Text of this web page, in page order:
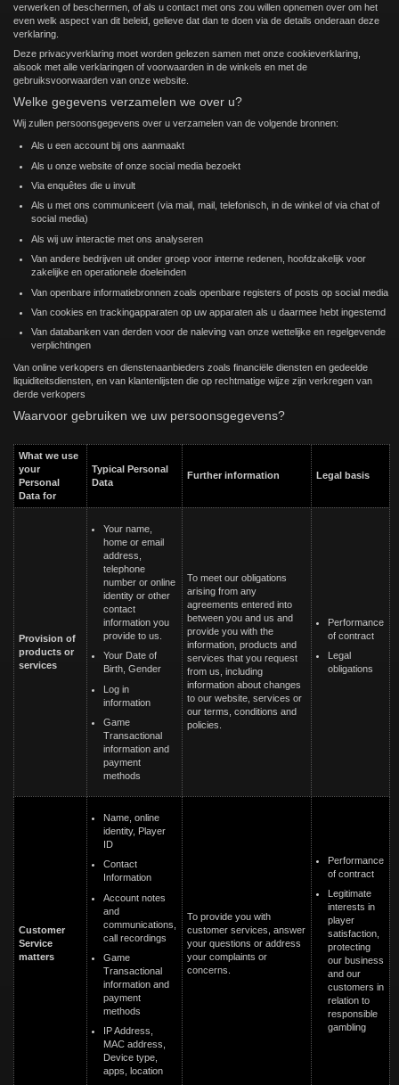
verwerken of beschermen, of als u contact met ons zou willen opnemen over om het
even welk aspect van dit beleid, gelieve dat dan te doen via de details onderaan deze
verklaring.
Deze privacyverklaring moet worden gelezen samen met onze cookieverklaring,
alsook met alle verklaringen of voorwaarden in de winkels en met de
gebruiksvoorwaarden van onze website.
Welke gegevens verzamelen we over u?
Wij zullen persoonsgegevens over u verzamelen van de volgende bronnen:
Als u een account bij ons aanmaakt
Als u onze website of onze social media bezoekt
Via enquêtes die u invult
Als u met ons communiceert (via mail, mail, telefonisch, in de winkel of via chat of
social media)
Als wij uw interactie met ons analyseren
Van andere bedrijven uit onder groep voor interne redenen, hoofdzakelijk voor
zakelijke en operationele doeleinden
Van openbare informatiebronnen zoals openbare registers of posts op social media
Van cookies en trackingapparaten op uw apparaten als u daarmee hebt ingestemd
Van databanken van derden voor de naleving van onze wettelijke en regelgevende
verplichtingen
Van online verkopers en dienstenaanbieders zoals financiële diensten en gedeelde
liquiditeitsdiensten, en van klantenlijsten die op rechtmatige wijze zijn verkregen van
derde verkopers
Waarvoor gebruiken we uw persoonsgegevens?
What we use
your
Personal
Data for
Typical Personal
Data
Further information Legal basis
Provision of
products or
services
Your name,
home or email
address,
telephone
number or online
identity or other
contact
information you
provide to us.
Your Date of
Birth, Gender
Log in
information
Game
Transactional
information and
payment
methods
To meet our obligations
arising from any
agreements entered into
between you and us and
provide you with the
information, products and
services that you request
from us, including
information about changes
to our website, services or
our terms, conditions and
policies.
Performance
of contract
Legal
obligations
Customer
Service
matters
Name, online
identity, Player
ID
Contact
Information
Account notes
and
communications,
call recordings
Game
Transactional
information and
payment
methods
IP Address,
MAC address,
Device type,
apps, location
To provide you with
customer services, answer
your questions or address
your complaints or
concerns.
Performance
of contract
Legitimate
interests in
player
satisfaction,
protecting
our business
and our
customers in
relation to
responsible
gambling